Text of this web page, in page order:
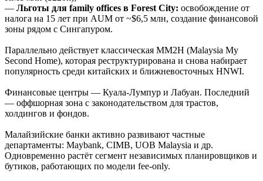
— Льготы для family offices в Forest City: освобождение от
налога на 15 лет при AUM от ~$6,5 млн, создание финансовой
зоны рядом с Сингапуром.
Параллельно действует классическая MM2H (Malaysia My
Second Home), которая реструктурирована и снова набирает
популярность среди китайских и ближневосточных HNWI.
Финансовые центры — Куала-Лумпур и Лабуан. Последний
— оффшорная зона с законодательством для трастов,
холдингов и фондов.
Малайзийские банки активно развивают частные
департаменты: Maybank, CIMB, UOB Malaysia и др.
Одновременно растёт сегмент независимых планировщиков и
бутиков, работающих по модели fee-only.